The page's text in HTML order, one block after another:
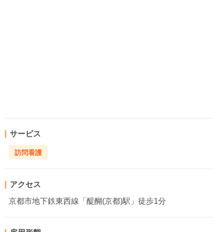
サービス
訪問看護
アクセス
京都市地下鉄東西線「醍醐(京都)駅」徒歩1分